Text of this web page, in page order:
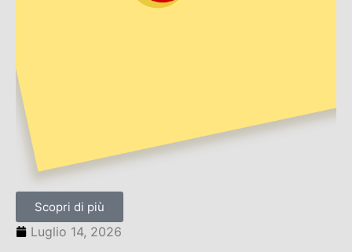
Scopri di più
Luglio 14, 2026